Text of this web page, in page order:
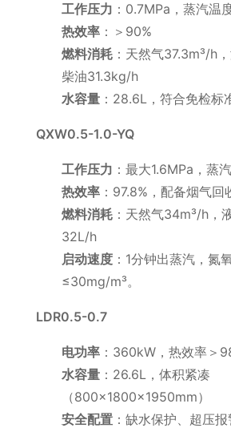
工作压力 ：0.7MPa，蒸汽
热效率 ：＞90%
燃料消耗 ：天然气37.3m³/h
柴油31.3kg/h
水容量 ：28.6L，符合免检标
QXW0.5-1.0-YQ
工作压力 ：最大1.6MPa，
热效率 ：97.8%，配备烟气回
燃料消耗 ：天然气34m³/h，
32L/h
启动速度 ：1分钟出蒸汽，氮
≤30mg/m³。
LDR0.5-0.7
电功率 ：360kW，热效率＞
水容量 ：26.6L，体积紧凑
（800×1800×1950mm）
安全配置 ：缺水保护、超压报